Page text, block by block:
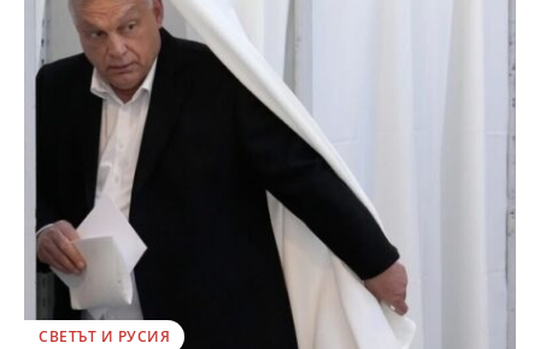
СВЕТЪТ И РУСИЯ